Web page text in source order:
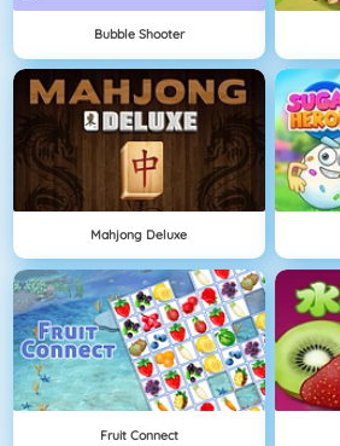
Bubble Shooter
Mahjong Deluxe
Fruit Connect